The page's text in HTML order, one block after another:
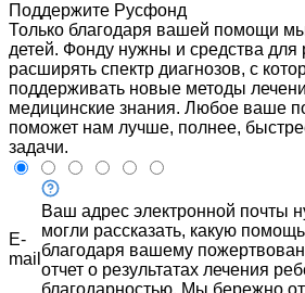
Поддержите Русфонд
Только благодаря вашей помощи
детей. Фонду нужны и средства
расширять спектр диагнозов, с
поддерживать новые методы
медицинские знания. Любое ваше
поможет нам лучше, полнее,
задачи.
E-
mail
Ваш адрес электронной почты
могли рассказать, какую
благодаря вашему
отчет о результатах лечения
благодарностью. Мы бережно